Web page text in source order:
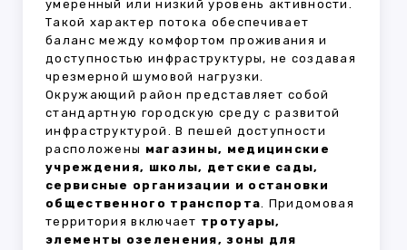
умеренный или низкий уровень активности.
Такой характер потока обеспечивает
баланс между комфортом проживания и
доступностью инфраструктуры, не создавая
чрезмерной шумовой нагрузки.
Окружающий район представляет собой
стандартную городскую среду с развитой
инфраструктурой. В пешей доступности
расположены магазины, медицинские
учреждения, школы, детские сады,
сервисные организации и остановки
общественного транспорта. Придомовая
территория включает тротуары,
элементы озеленения, зоны для